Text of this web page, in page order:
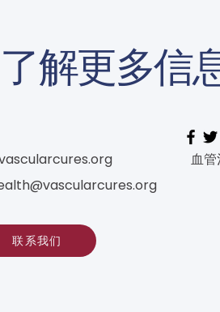
解更多信
联系我们
血